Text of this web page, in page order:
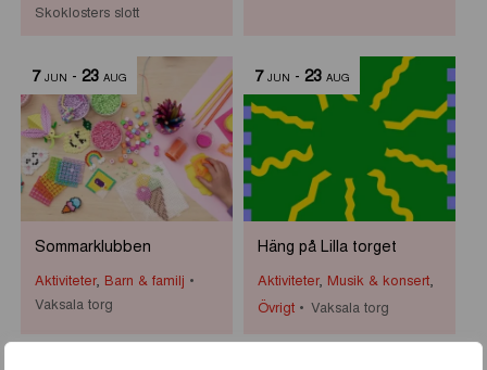
Skoklosters slott
7 JUN - 23 AUG
Sommarklubben
Aktiviteter, Barn & familj
Vaksala torg
7 JUN - 23 AUG
Häng på Lilla torget
Aktiviteter, Musik & konsert,
Övrigt
Vaksala torg